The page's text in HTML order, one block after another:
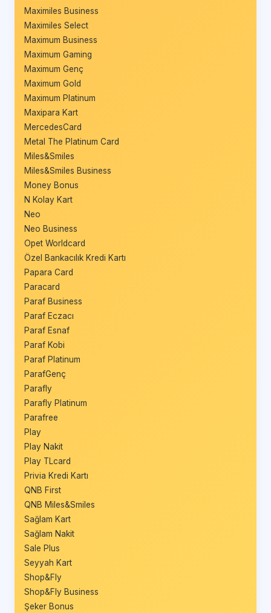
Maximiles Business
Maximiles Select
Maximum Business
Maximum Gaming
Maximum Genç
Maximum Gold
Maximum Platinum
Maxipara Kart
MercedesCard
Metal The Platinum Card
Miles&Smiles
Miles&Smiles Business
Money Bonus
N Kolay Kart
Neo
Neo Business
Opet Worldcard
Özel Bankacılık Kredi Kartı
Papara Card
Paracard
Paraf Business
Paraf Eczacı
Paraf Esnaf
Paraf Kobi
Paraf Platinum
ParafGenç
Parafly
Parafly Platinum
Parafree
Play
Play Nakit
Play TLcard
Privia Kredi Kartı
QNB First
QNB Miles&Smiles
Sağlam Kart
Sağlam Nakit
Sale Plus
Seyyah Kart
Shop&Fly
Shop&Fly Business
Şeker Bonus